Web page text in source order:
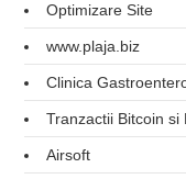
Optimizare Site
www.plaja.biz
Clinica
Tranzactii Bitcoin si
Airsoft